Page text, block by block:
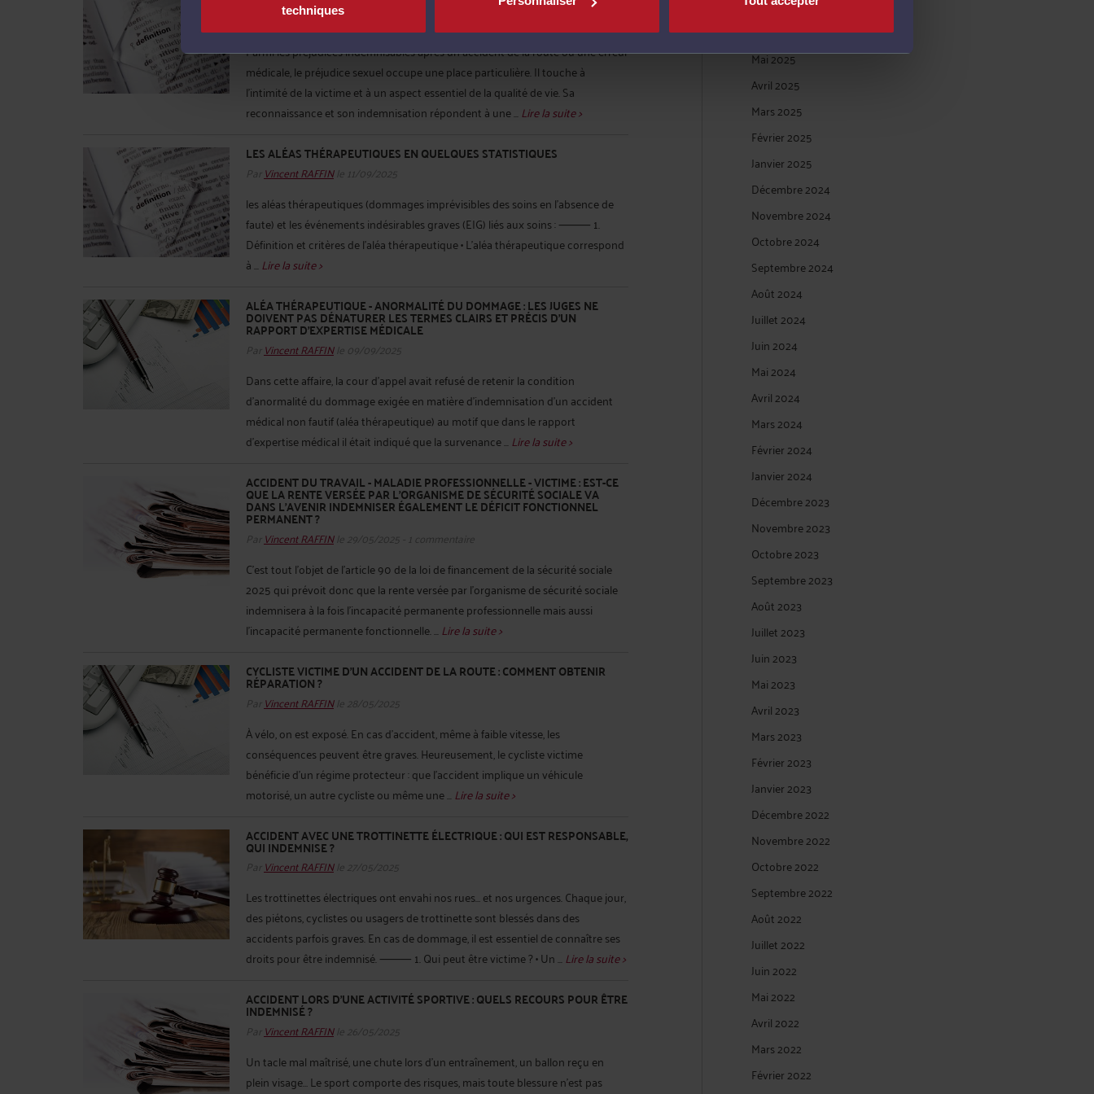
techniques
Vincent RAFFINle 12/09/2025
Parmi les préjudices indemnisables après un accident de la route ou une erreur
médicale, le préjudice sexuel occupe une place particulière. Il touche à
l’intimité de la victime et à un aspect essentiel de la qualité de vie. Sa
reconnaissance et son indemnisation répondent à une ...Lire la suite >
LES ALÉAS THÉRAPEUTIQUES EN QUELQUES STATISTIQUES
Par Vincent RAFFINle 11/09/2025
les aléas thérapeutiques (dommages imprévisibles des soins en l’absence de
faute) et les événements indésirables graves (EIG) liés aux soins : ⸻ 1.
Définition et critères de l’aléa thérapeutique • L’aléa thérapeutique correspond
à ...Lire la suite >
ALÉA THÉRAPEUTIQUE - ANORMALITÉ DU DOMMAGE : LES JUGES NE
DOIVENT PAS DÉNATURER LES TERMES CLAIRS ET PRÉCIS D'UN
RAPPORT D'EXPERTISE MÉDICALE
Par Vincent RAFFINle 09/09/2025
Dans cette affaire, la cour d'appel avait refusé de retenir la condition
d'anormalité du dommage exigée en matière d'indemnisation d'un accident
médical non fautif (aléa thérapeutique) au motif que dans le rapport
d'expertise médical il était indiqué que la survenance ...Lire la suite >
ACCIDENT DU TRAVAIL - MALADIE PROFESSIONNELLE - VICTIME : EST-CE
QUE LA RENTE VERSÉE PAR L'ORGANISME DE SÉCURITÉ SOCIALE VA
DANS L'AVENIR INDEMNISER ÉGALEMENT LE DÉFICIT FONCTIONNEL
PERMANENT ?
Par Vincent RAFFINle 29/05/2025 - 1 commentaire
C'est tout l'objet de l'article 90 de la loi de financement de la sécurité sociale
2025 qui prévoit donc que la rente versée par l'organisme de sécurité sociale
indemnisera à la fois l'incapacité permanente professionnelle mais aussi
l'incapacité permanente fonctionnelle. ...Lire la suite >
CYCLISTE VICTIME D’UN ACCIDENT DE LA ROUTE : COMMENT OBTENIR
RÉPARATION ?
Par Vincent RAFFINle 28/05/2025
À vélo, on est exposé. En cas d’accident, même à faible vitesse, les
conséquences peuvent être graves. Heureusement, le cycliste victime
bénéficie d’un régime protecteur : que l’accident implique un véhicule
motorisé, un autre cycliste ou même une ...Lire la suite >
ACCIDENT AVEC UNE TROTTINETTE ÉLECTRIQUE : QUI EST RESPONSABLE,
QUI INDEMNISE ?
Par Vincent RAFFINle 27/05/2025
Les trottinettes électriques ont envahi nos rues… et nos urgences. Chaque jour,
des piétons, cyclistes ou usagers de trottinette sont blessés dans des
accidents parfois graves. En cas de dommage, il est essentiel de connaître ses
droits pour être indemnisé. ⸻ 1. Qui peut être victime ? • Un ...Lire la suite >
ACCIDENT LORS D’UNE ACTIVITÉ SPORTIVE : QUELS RECOURS POUR ÊTRE
INDEMNISÉ ?
Par Vincent RAFFINle 26/05/2025
Un tacle mal maîtrisé, une chute lors d’un entraînement, un ballon reçu en
plein visage… Le sport comporte des risques, mais toute blessure n’est pas
Juillet 2025
Juin 2025
Mai 2025
Avril 2025
Mars 2025
Février 2025
Janvier 2025
Décembre 2024
Novembre 2024
Octobre 2024
Septembre 2024
Août 2024
Juillet 2024
Juin 2024
Mai 2024
Avril 2024
Mars 2024
Février 2024
Janvier 2024
Décembre 2023
Novembre 2023
Octobre 2023
Septembre 2023
Août 2023
Juillet 2023
Juin 2023
Mai 2023
Avril 2023
Mars 2023
Février 2023
Janvier 2023
Décembre 2022
Novembre 2022
Octobre 2022
Septembre 2022
Août 2022
Juillet 2022
Juin 2022
Mai 2022
Avril 2022
Mars 2022
Février 2022